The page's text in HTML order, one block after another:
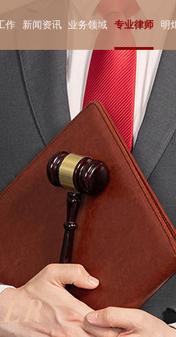
作 新闻资讯 业务领域 专业律师 明